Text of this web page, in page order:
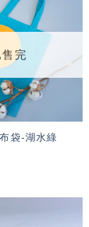
望輕
售完
袋-湖水綠